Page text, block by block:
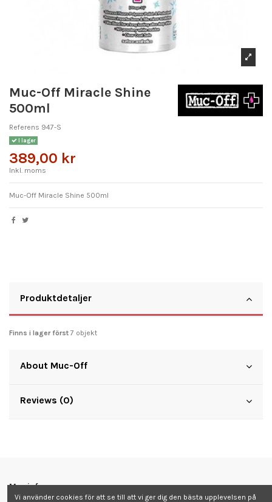
Muc-Off Miracle Shine
500ml
Referens 947-S
I lager
389,00 kr
Inkl. moms
Muc-Off Miracle Shine 500ml
Produktdetaljer
Finns i lager först 7 objekt
About Muc-Off
Reviews (0)
Mer info
Vi använder cookies för att se till att vi ger dig den bästa upplevelsen på